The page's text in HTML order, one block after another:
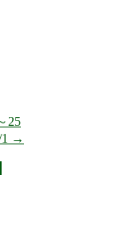
25
→